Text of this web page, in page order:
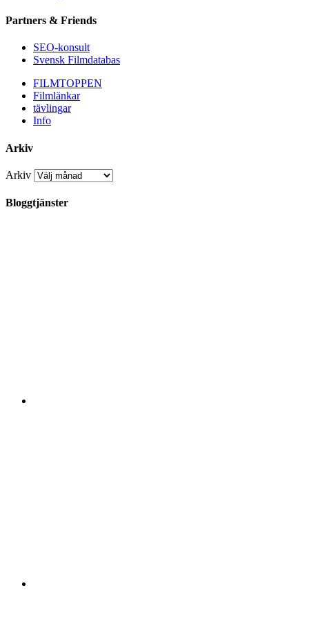
Partners & Friends
SEO-konsult
Svensk Filmdatabas
FILMTOPPEN
Filmlänkar
tävlingar
Info
Arkiv
Arkiv
Bloggtjänster